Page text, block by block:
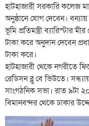
হাটহাজারী সরকারি কলেজ
অনুষ্ঠানে যোগ দেবেন।
ভূমি প্রতিমন্ত্রী ব্যারিস্টার
টাকা করে অনুদান দেবেন
টাকা করে।
হাটহাজারী থেকে নগরীতে
রেডিসন ব্লু বে ভিউতে।
সাংগঠনিক সভা। রাত ৯টা
বিমানবন্দর থেকে ঢাকার